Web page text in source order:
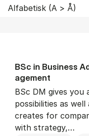
BSc in Busi­ness
age­ment
BSc DM gives
possibilities as
creates for
with strategy,…